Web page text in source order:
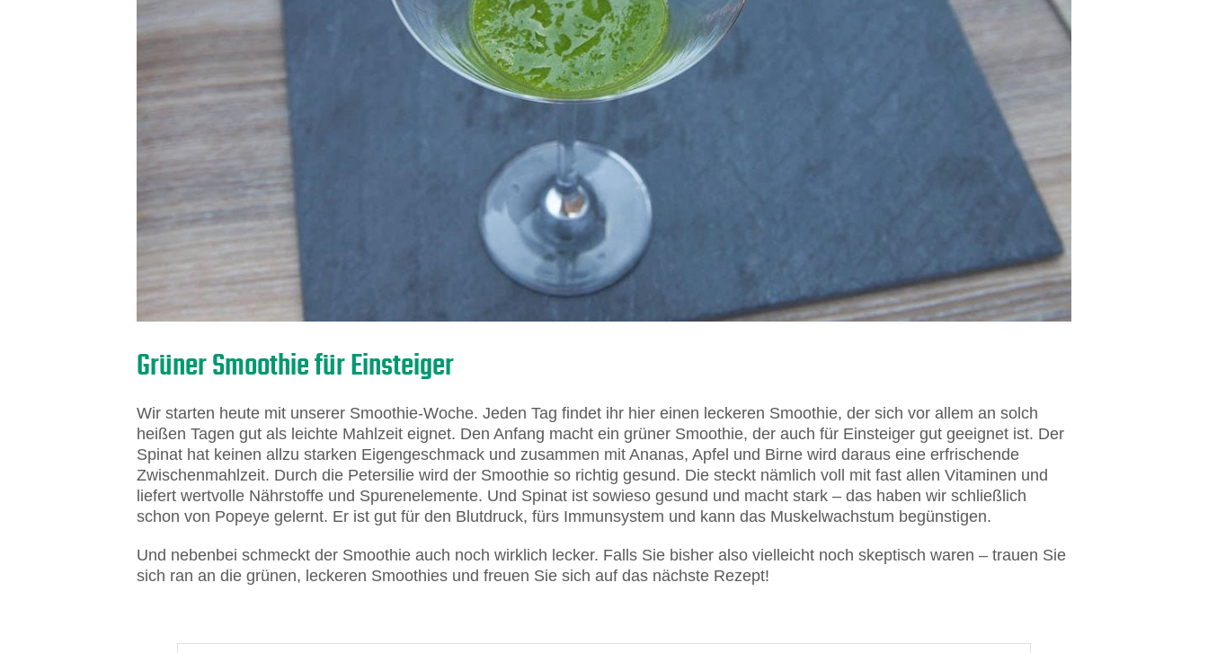
Grüner Smoothie für Einsteiger
Wir starten heute mit unserer Smoothie-Woche. Jeden Tag findet ihr hier einen leckeren Smoothie, der sich vor allem an solch
heißen Tagen gut als leichte Mahlzeit eignet. Den Anfang macht ein grüner Smoothie, der auch für Einsteiger gut geeignet ist. Der
Spinat hat keinen allzu starken Eigengeschmack und zusammen mit Ananas, Apfel und Birne wird daraus eine erfrischende
Zwischenmahlzeit. Durch die Petersilie wird der Smoothie so richtig gesund. Die steckt nämlich voll mit fast allen Vitaminen und
liefert wertvolle Nährstoffe und Spurenelemente. Und Spinat ist sowieso gesund und macht stark – das haben wir schließlich
schon von Popeye gelernt. Er ist gut für den Blutdruck, fürs Immunsystem und kann das Muskelwachstum begünstigen.
Und nebenbei schmeckt der Smoothie auch noch wirklich lecker. Falls Sie bisher also vielleicht noch skeptisch waren – trauen Sie
sich ran an die grünen, leckeren Smoothies und freuen Sie sich auf das nächste Rezept!